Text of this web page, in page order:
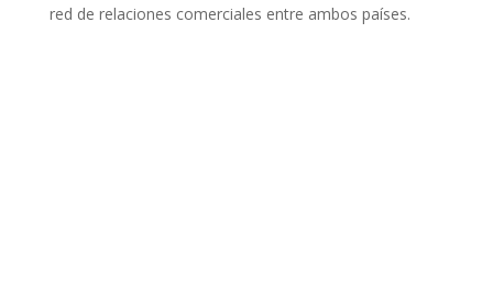
red de relaciones comerciales entre ambos países.